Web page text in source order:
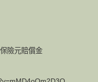
險元賠償金